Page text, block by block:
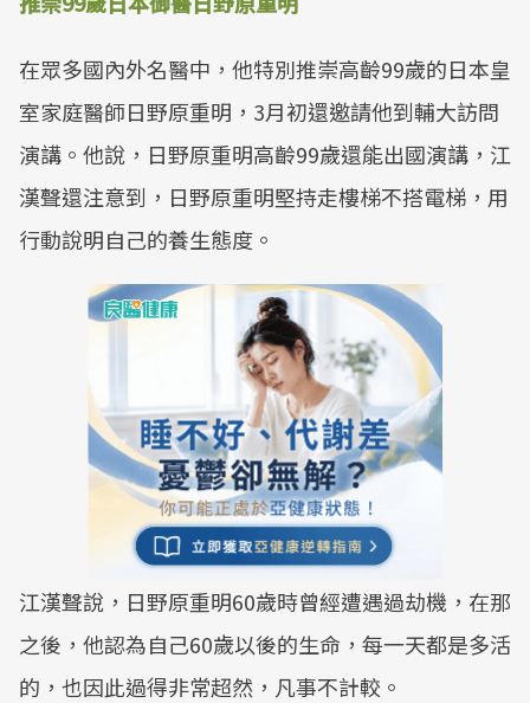
在眾多國內外名醫中，他特別推崇高齡99歲的日本皇
室家庭醫師日野原重明，3月初還邀請他到輔大訪問
演講。他說，日野原重明高齡99歲還能出國演講，江
漢聲還注意到，日野原重明堅持走樓梯不搭電梯，用
行動說明自己的養生態度。
江漢聲說，日野原重明60歲時曾經遭遇過劫機，在那
之後，他認為自己60歲以後的生命，每一天都是多活
的，也因此過得非常超然，凡事不計較。